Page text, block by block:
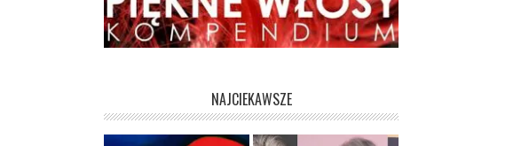
NAJCIEKAWSZE